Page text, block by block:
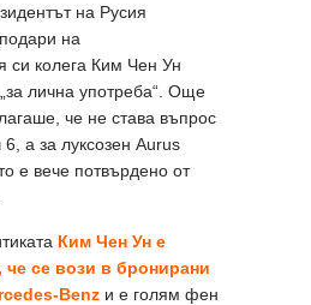
на Русия
на
си колега Ким Чен Ун
лична употреба“. Още
че не става въпрос
а за луксозен Aurus
е вече потвърдено от
Ким Чен Ун е
че се вози в бронирани
Benz и е голям фен